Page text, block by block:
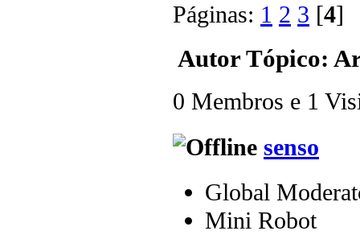
Páginas: 1 2 3 [4
AutorTópico:
0 Membros e 1
senso
Global
Mini Robot